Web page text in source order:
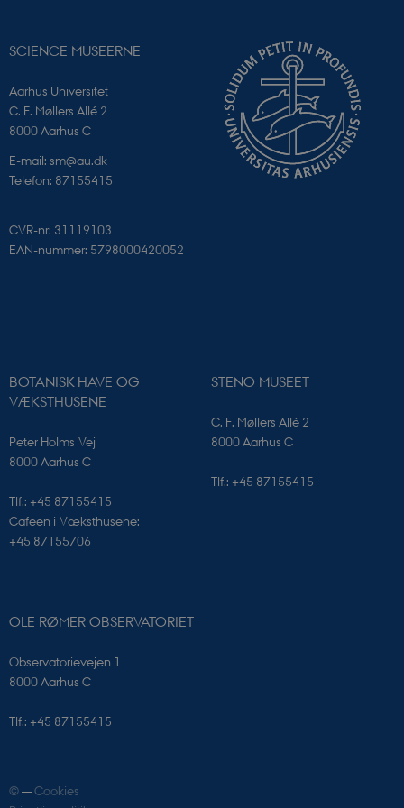
SCIENCE MUSEERNE
Aarhus Universitet
C. F. Møllers Allé 2
8000 Aarhus C
E-mail: sm@au.dk
Telefon: 87155415
CVR-nr: 31119103
EAN-nummer: 5798000420052
BOTANISK HAVE OG
VÆKSTHUSENE
Peter Holms Vej
8000 Aarhus C
Tlf.: +45 87155415
Cafeen i Væksthusene:
+45 87155706
STENO MUSEET
C. F. Møllers Allé 2
8000 Aarhus C
Tlf.: +45 87155415
OLE RØMER OBSERVATORIET
Observatorievejen 1
8000 Aarhus C
Tlf.: +45 87155415
©—Cookies
app.geckobooking.dk